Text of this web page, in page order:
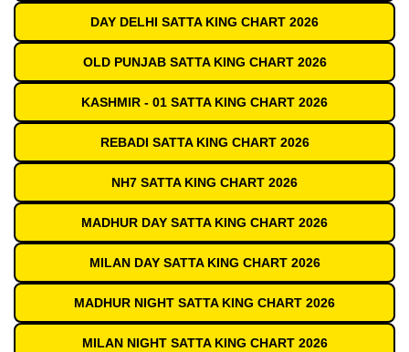
DAY DELHI SATTA KING CHART 2026
OLD PUNJAB SATTA KING CHART 2026
KASHMIR - 01 SATTA KING CHART 2026
REBADI SATTA KING CHART 2026
NH7 SATTA KING CHART 2026
MADHUR DAY SATTA KING CHART 2026
MILAN DAY SATTA KING CHART 2026
MADHUR NIGHT SATTA KING CHART 2026
MILAN NIGHT SATTA KING CHART 2026